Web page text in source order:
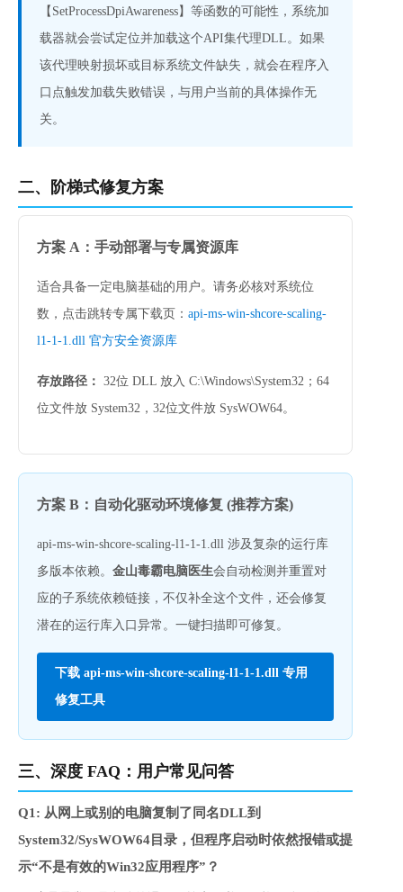
【SetProcessDpiAwareness】等函数的可能性，系统加
载器就会尝试定位并加载这个API集代理DLL。如果
该代理映射损坏或目标系统文件缺失，就会在程序入
口点触发加载失败错误，与用户当前的具体操作无
关。
二、阶梯式修复方案
方案 A：手动部署与专属资源库
适合具备一定电脑基础的用户。请务必核对系统位
数，点击跳转专属下载页： api-ms-win-shcore-scaling-
l1-1-1.dll 官方安全资源库
存放路径： 32位 DLL 放入 C:\Windows\System32 ；64
位文件放 System32 ，32位文件放 SysWOW64。
方案 B：自动化驱动环境修复 (推荐方案)
api-ms-win-shcore-scaling-l1-1-1.dll 涉及复杂的运行库
多版本依赖。 金山毒霸电脑医生会自动检测并重置对
应的子系统依赖链接，不仅补全这个文件，还会修复
潜在的运行库入口异常。一键扫描即可修复。
下载 api-ms-win-shcore-scaling-l1-1-1.dll 专用
修复工具
三、深度 FAQ：用户常见问答
Q1: 从网上或别的电脑复制了同名DLL到
System32/SysWOW64目录，但程序启动时依然报错或提
示“不是有效的Win32应用程序”？